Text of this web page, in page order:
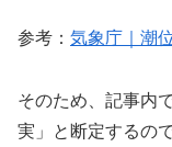
参考： 気象庁｜潮
そのため、記事内
実」と断定するの